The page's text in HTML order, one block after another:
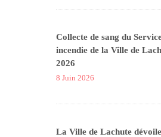
Collecte de sang du
incendie de la Ville de
2026
8 Juin 2026
La Ville de Lachute